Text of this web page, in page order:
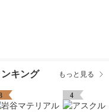
キング もっと見る
4